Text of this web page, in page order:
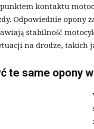
kontaktu
Odpowiednie opony
stabilność
na drodze,
te same opony